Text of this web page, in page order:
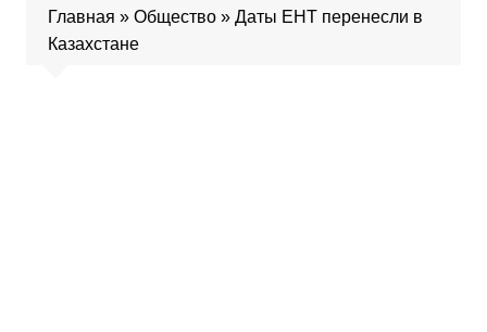
Главная » Общество» Даты ЕНТ перенесли в
Казахстане